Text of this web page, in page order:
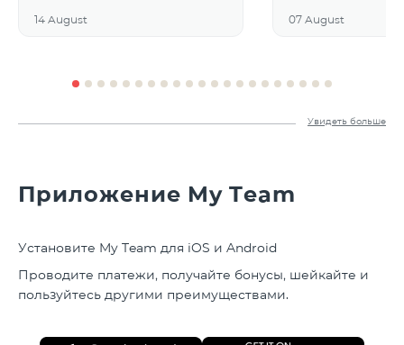
14 August
технологиями․
предоставления новых
07 August
Увидеть больше
Приложение My Team
Установите My Team для iOS и Android
Проводите платежи, получайте бонусы, шейкайте и
пользуйтесь другими преимуществами.